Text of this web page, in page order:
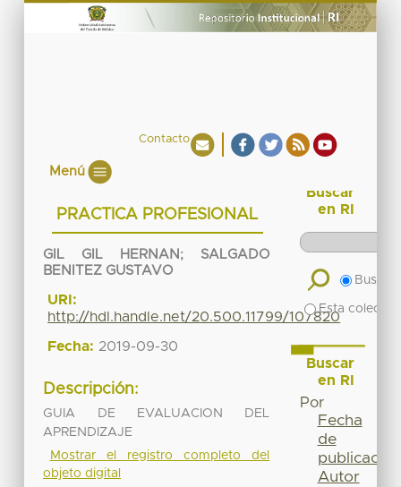
Contacto
Menú
PRACTICA PROFESIONAL
GIL GIL HERNAN ; SALGADO
BENITEZ GUSTAVO
URI:
http://hdl.handle.net/20.500.11799/107820
Fecha: 2019-09-30
Descripción:
GUIA DE EVALUACION DEL
APRENDIZAJE
Mostrar el registro completo del
objeto digital
Buscar
en RI
Buscar
Esta
Buscar
en RI
Por
Fecha
de
publicación
Autor